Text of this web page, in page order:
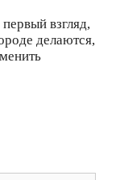
взгляд,
делаются,